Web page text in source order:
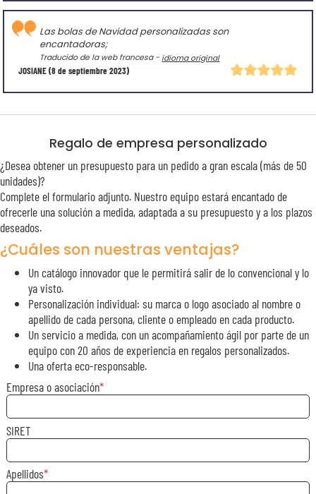
JOSIANE(8 de septiembre 2023)
Las bolas de Navidad personalizadas son
encantadoras;
Traducido de la web francesa - idioma original
Regalo de empresa personalizado
¿Desea obtener un presupuesto para un pedido a gran escala (más de 50
unidades)?
Complete el formulario adjunto. Nuestro equipo estará encantado de
ofrecerle una solución a medida, adaptada a su presupuesto y a los plazos
deseados.
¿Cuáles son nuestras ventajas?
Un catálogo innovador que le permitirá salir de lo convencional y lo
ya visto.
Personalización individual: su marca o logo asociado al nombre o
apellido de cada persona, cliente o empleado en cada producto.
Un servicio a medida, con un acompañamiento ágil por parte de un
equipo con 20 años de experiencia en regalos personalizados.
Una oferta eco-responsable.
Empresa o asociación
SIRET
Apellidos